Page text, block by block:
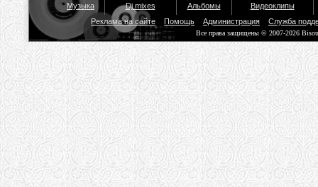
Музыка Dj mixes Альбомы
Видеоклипы
Реклама на сайте
Помощь Администрация Служба
Все права защищены © 2007-2026